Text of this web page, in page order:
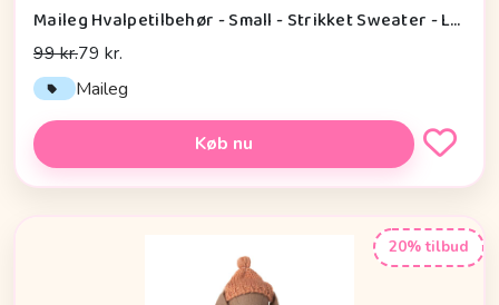
Maileg Hvalpetilbehør - Small - Strikket Sweater - Lys Blå
99 kr.79 kr.
Maileg
Køb nu
20% tilbud